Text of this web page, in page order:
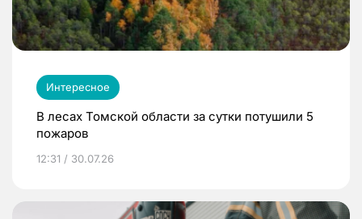
Интересное
В лесах Томской области за сутки потушили 5
пожаров
12:31 / 30.07.26